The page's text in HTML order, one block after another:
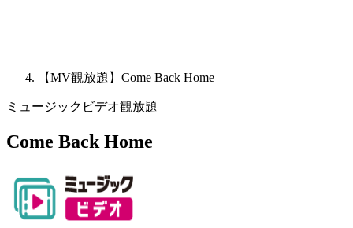
【MV観放題】Come Back Home
ミュージックビデオ観放題
Come Back Home